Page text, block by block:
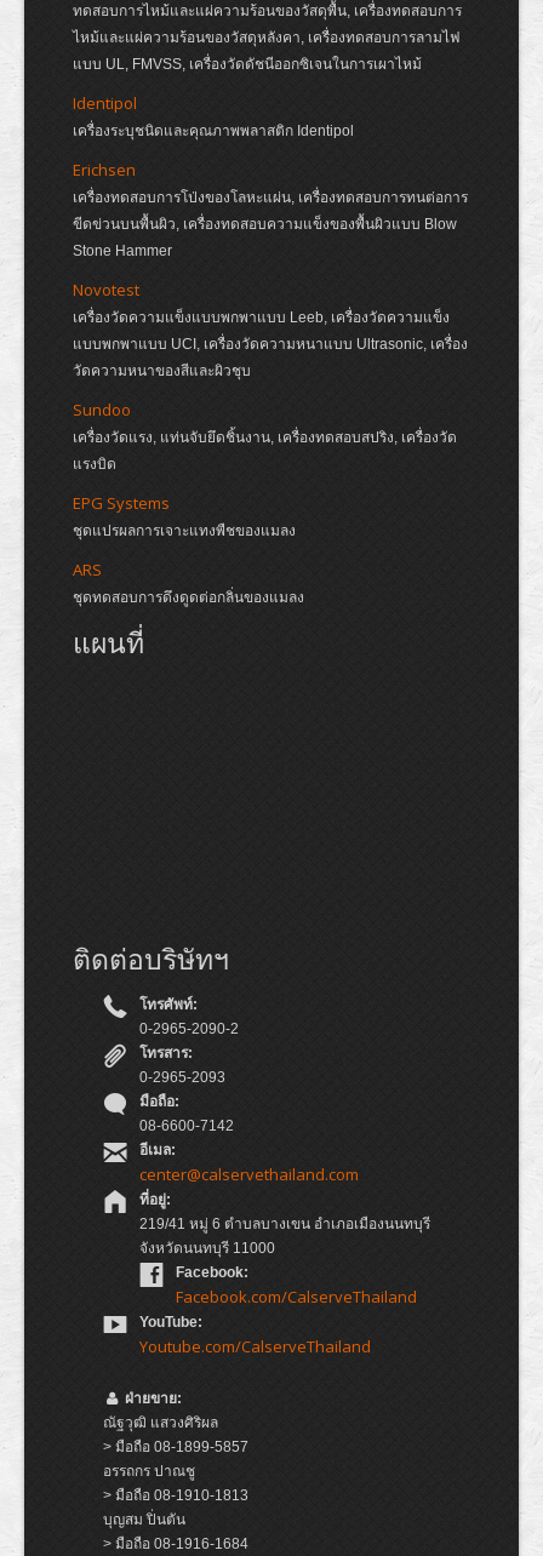
ทดสอบการไหม้และแผ่ความร้อนของวัสดุพื้น, เครื่องทดสอบการ
ไหม้และแผ่ความร้อนของวัสดุหลังคา, เครื่องทดสอบการลามไฟ
แบบ UL, FMVSS, เครื่องวัดดัชนีออกซิเจนในการเผาไหม้
Identipol
เครื่องระบุชนิดและคุณภาพพลาสติก Identipol
Erichsen
เครื่องทดสอบการโป่งของโลหะแผ่น, เครื่องทดสอบการทนต่อการ
ขีดข่วนบนพื้นผิว, เครื่องทดสอบความแข็งของพื้นผิวแบบ Blow
Stone Hammer
Novotest
เครื่องวัดความแข็งแบบพกพาแบบ Leeb, เครื่องวัดความแข็ง
แบบพกพาแบบ UCI, เครื่องวัดความหนาแบบ Ultrasonic, เครื่อง
วัดความหนาของสีและผิวชุบ
Sundoo
เครื่องวัดแรง, แท่นจับยึดชิ้นงาน, เครื่องทดสอบสปริง, เครื่องวัด
แรงบิด
EPG Systems
ชุดแปรผลการเจาะแทงพืชของแมลง
ARS
ชุดทดสอบการดึงดูดต่อกลิ่นของแมลง
แผนที่
ติดต่อบริษัทฯ
โทรศัพท์:
0-2965-2090-2
โทรสาร:
0-2965-2093
มือถือ:
08-6600-7142
อีเมล:
center@calservethailand.com
ที่อยู่:
219/41 หมู่ 6 ตำบลบางเขน อำเภอเมืองนนทบุรี
จังหวัดนนทบุรี 11000
Facebook:
Facebook.com/CalserveThailand
YouTube:
Youtube.com/CalserveThailand
ฝ่ายขาย:
ณัฐวุฒิ แสวงศิริผล
> มือถือ 08-1899-5857
อรรถกร ปาณชู
> มือถือ 08-1910-1813
บุญสม ปิ่นตัน
> มือถือ 08-1916-1684